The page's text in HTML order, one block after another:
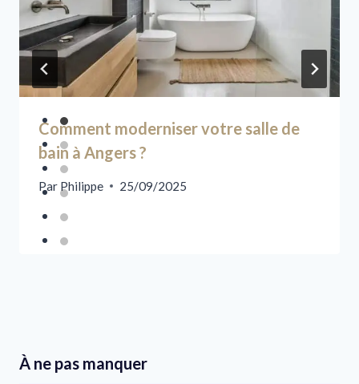
Comment moderniser votre salle de
bain à Angers ?
Par Philippe 25/09/2025
À ne pas manquer